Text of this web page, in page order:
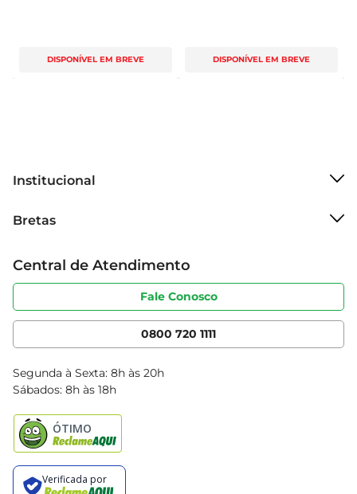
DISPONÍVEL EM BREVE DISPONÍVEL EM BREVE
Institucional
Grupo Cencosud
Sobre privacidade
Portal do fornecedor
Cencosud Media
Bretas
Produtos Bretas
Código de ética
Serviços
Clube Bretas
Blog Bretas
Black Friday
Central de Atendimento
Fale Conosco
0800 720 1111
Segunda à Sexta: 8h às 20h
Sábados: 8h às 18h